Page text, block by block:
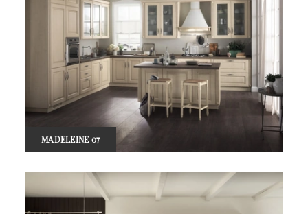
MADELEINE 07